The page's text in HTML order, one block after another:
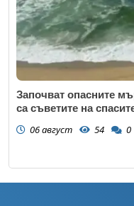
Започват опасните
са съветите на
06 август 54 0